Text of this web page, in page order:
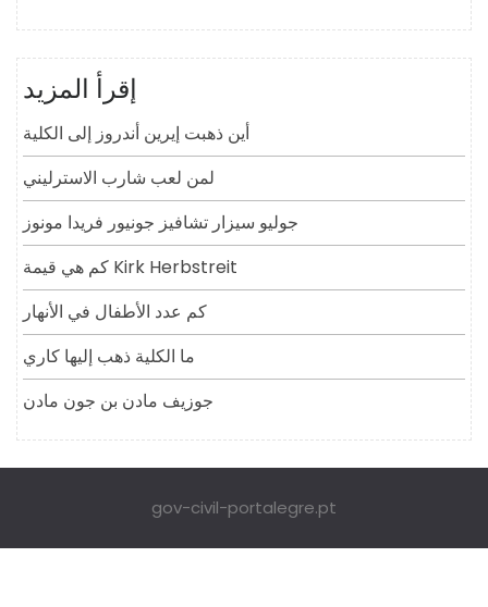
إقرأ المزيد
أين ذهبت إيرين أندروز إلى الكلية
لمن لعب شارب الاسترليني
جوليو سيزار تشافيز جونيور فريدا مونوز
كم هي قيمة Kirk Herbstreit
كم عدد الأطفال في الأنهار
ما الكلية ذهب إليها كاري
جوزيف مادن بن جون مادن
gov-civil-portalegre.pt